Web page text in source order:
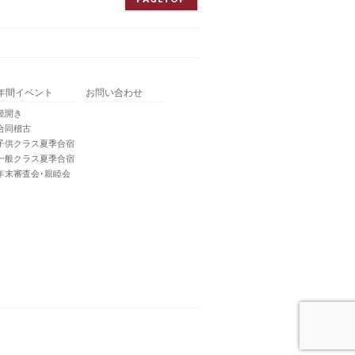
間イベント
開き
同稽古
供クラス夏季合宿
般クラス夏季合宿
末審査会･親睦会
お問い合わせ